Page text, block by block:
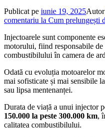
Publicat pe iunie 19, 2025Autor
comentariu la Cum prelungești
Injectoarele sunt componente
motorului, fiind responsabile de
combustibilului în camera de
Odată cu evoluția motoarelor
mai sofisticate și mai sensibile
sau lipsa mentenanței.
Durata de viață a unui injector
150.000 la peste 300.000 km,
calitatea combustibilului.